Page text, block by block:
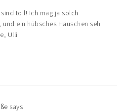
toll! Ich mag ja solch
ein hübsches Häuschen seh
Ulli
says